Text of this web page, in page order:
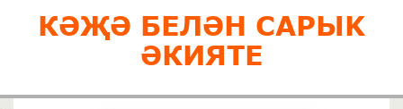
КӘҖӘ БЕЛӘН CAРЫK
ӘКИЯТЕ